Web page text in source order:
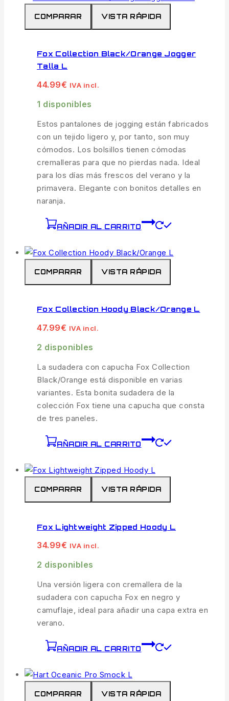
COMPARAR VISTA RÁPIDA
Fox Collection Black/Orange Jogger
Talla L
44.99€ IVA incl.
1 disponibles
Estos pantalones de jogging están fabricados
con un tejido ligero y, por tanto, son muy
cómodos. Los bolsillos tienen cómodas
cremalleras para que no pierdas nada. Ideal
para los días más frescos del verano y la
primavera. Elegante con bonitos detalles en
naranja.
AÑADIR AL CARRITO
COMPARAR VISTA RÁPIDA
Fox Collection Hoody Black/Orange L
47.99€ IVA incl.
2 disponibles
La sudadera con capucha Fox Collection
Black/Orange está disponible en varias
variantes. Esta bonita sudadera de la
colección Fox tiene una capucha que consta
de tres paneles.
AÑADIR AL CARRITO
COMPARAR VISTA RÁPIDA
Fox Lightweight Zipped Hoody L
34.99€ IVA incl.
2 disponibles
Una versión ligera con cremallera de la
sudadera con capucha Fox en negro y
camuflaje, ideal para añadir una capa extra en
verano.
AÑADIR AL CARRITO
COMPARAR VISTA RÁPIDA